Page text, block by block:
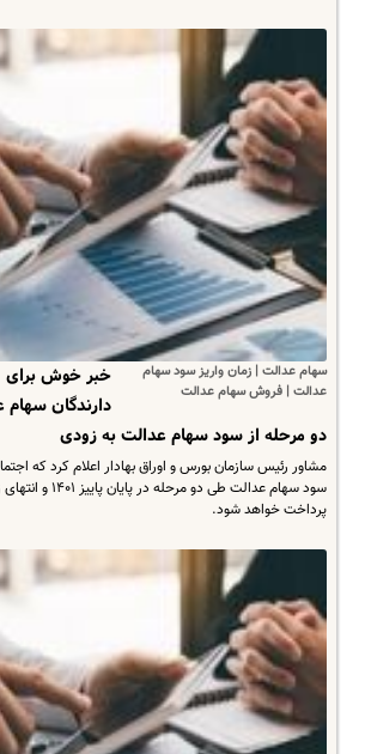
سهام عدالت | زمان واریز سود سهام
عدالت | فروش سهام عدالت
خبر خوش برای
دارندگان سهام
دو مرحله از سود سهام عدالت به زودی
مشاور رئیس سازمان بورس و اوراق بهادار اعلام کرد که
پرداخت خواهد شود.